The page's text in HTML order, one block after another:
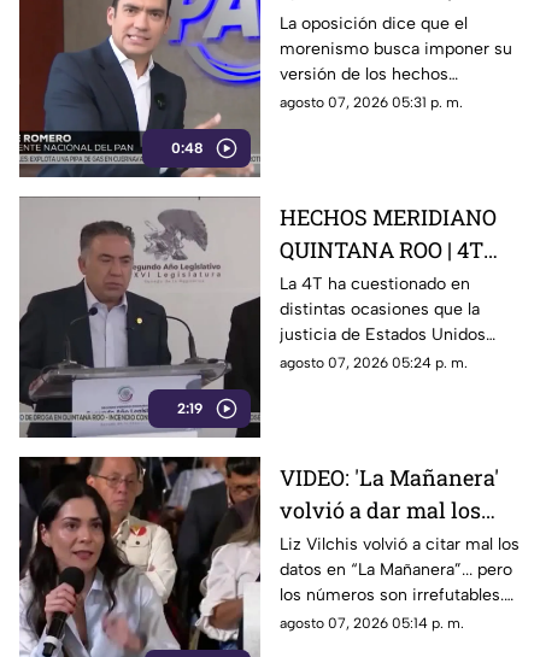
0:48
Oposición señala que el
morenismo quiere
imponer su versión de
los hechos usando la
La oposición dice que el
morenismo busca imponer su
versión de los hechos
mediante la censura, callar los
agosto 07, 2026 05:31 p. m.
2:19
HECHOS MERIDIANO
QUINTANA ROO | 4T
sigue cuestionando los
señalamientos de
E.E.U.U contra
narc0polít1c0s como
La 4T ha cuestionado en
distintas ocasiones que la
justicia de Estados Unidos
proceda contra presuntos
Rocha Moya, Enrique Inzunza y
otros funcionarios morenistas.
agosto 07, 2026 05:24 p. m.
VIDEO: 'La Mañanera'
volvió a dar mal los
datos: TV Azteca es el
medio tradicional con
mayor alcance y
credibilidad de México
Liz Vilchis volvió a citar mal los
datos en “La Mañanera”... pero
los números son irrefutables.
El estudio internacional de
agosto 07, 2026 05:14 p. m.